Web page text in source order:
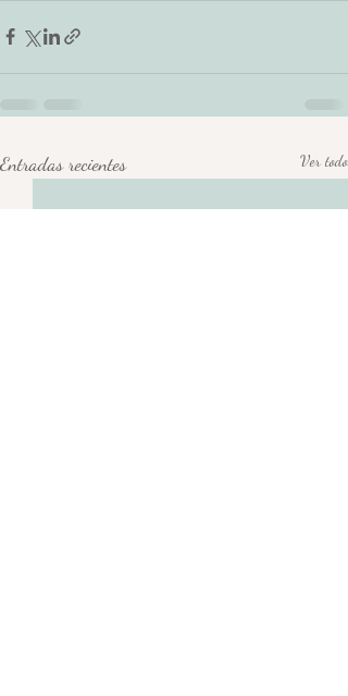
Entradas recientes Ver todo